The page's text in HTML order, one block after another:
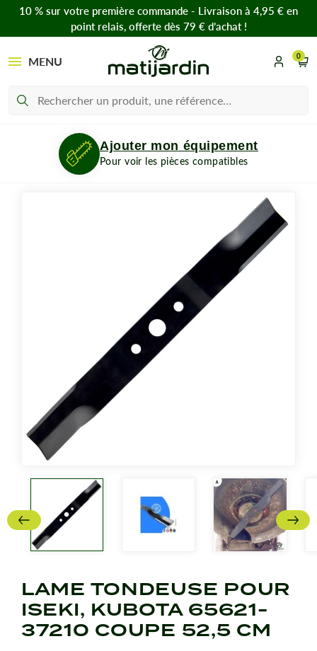
10 % sur votre première commande - Livraison à 4,95 € en
point relais, offerte dès 79 € d’achat !
MENU 0
Ajouter mon équipement
Pour voir les pièces compatibles
LAME TONDEUSE POUR
ISEKI, KUBOTA 65621-
37210 COUPE 52,5 CM